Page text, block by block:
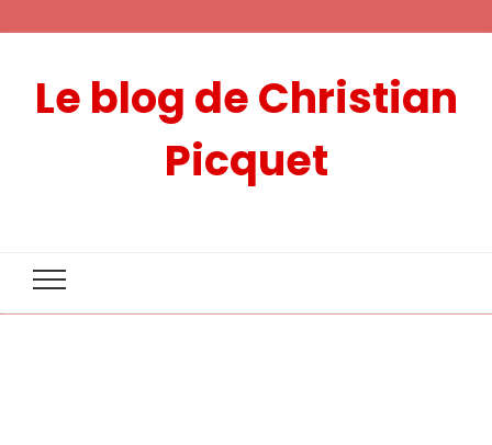
Le blog de Christian
Picquet